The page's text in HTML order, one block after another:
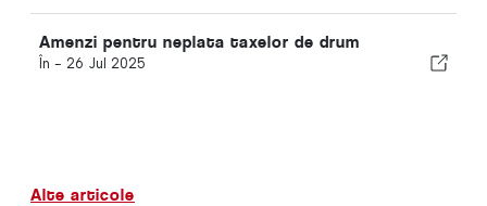
Amenzi pentru neplata taxelor de drum
În - 26 Jul 2025
Alte articole